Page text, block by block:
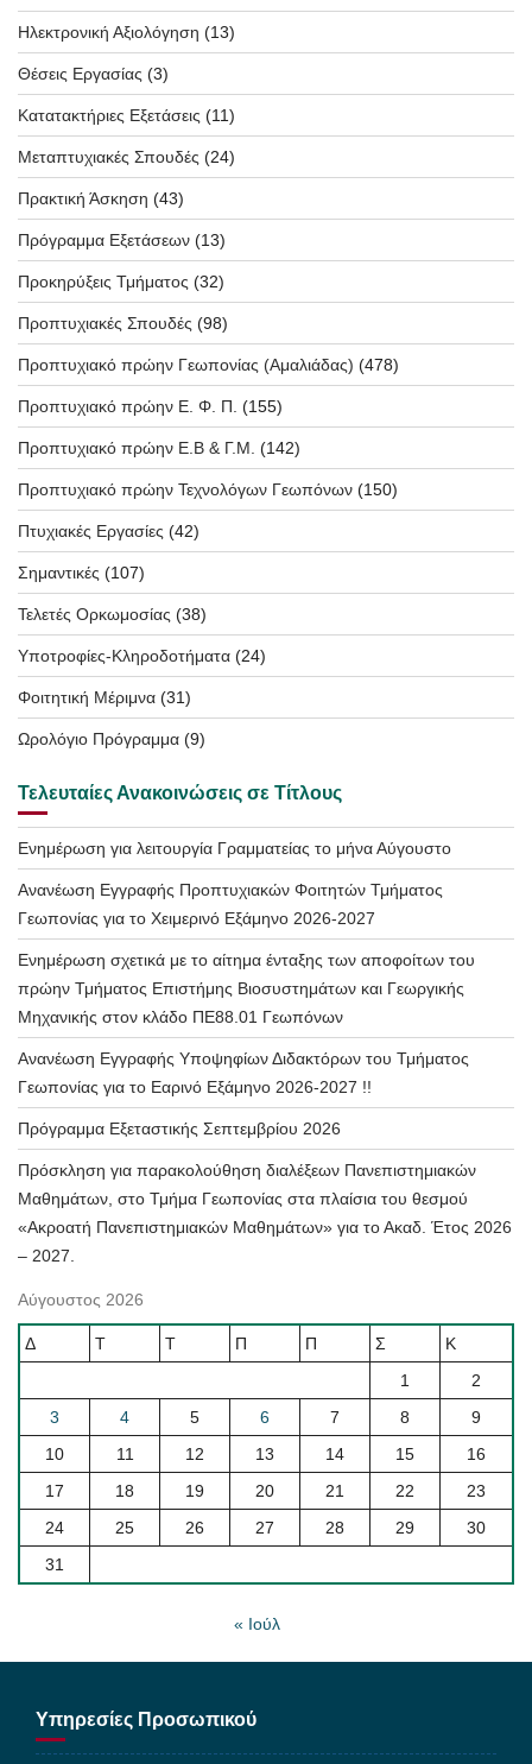
Ηλεκτρονική Αξιολόγηση (13)
Θέσεις Εργασίας (3)
Κατατακτήριες Εξετάσεις (11)
Μεταπτυχιακές Σπουδές (24)
Πρακτική Άσκηση (43)
Πρόγραμμα Εξετάσεων (13)
Προκηρύξεις Τμήματος (32)
Προπτυχιακές Σπουδές (98)
Προπτυχιακό πρώην Γεωπονίας (Αμαλιάδας) (478)
Προπτυχιακό πρώην Ε. Φ. Π. (155)
Προπτυχιακό πρώην Ε.Β & Γ.Μ. (142)
Προπτυχιακό πρώην Τεχνολόγων Γεωπόνων (150)
Πτυχιακές Εργασίες (42)
Σημαντικές (107)
Τελετές Ορκωμοσίας (38)
Υποτροφίες-Κληροδοτήματα (24)
Φοιτητική Μέριμνα (31)
Ωρολόγιο Πρόγραμμα (9)
Τελευταίες Ανακοινώσεις σε Τίτλους
Ενημέρωση για λειτουργία Γραμματείας το μήνα Αύγουστο
Ανανέωση Εγγραφής Προπτυχιακών Φοιτητών Τμήματος
Γεωπονίας για το Χειμερινό Εξάμηνο 2026-2027
Ενημέρωση σχετικά με το αίτημα ένταξης των αποφοίτων του
πρώην Τμήματος Επιστήμης Βιοσυστημάτων και Γεωργικής
Μηχανικής στον κλάδο ΠΕ88.01 Γεωπόνων
Ανανέωση Εγγραφής Υποψηφίων Διδακτόρων του Τμήματος
Γεωπονίας για το Εαρινό Εξάμηνο 2026-2027 !!
Πρόγραμμα Εξεταστικής Σεπτεμβρίου 2026
Πρόσκληση για παρακολούθηση διαλέξεων Πανεπιστημιακών
Μαθημάτων, στο Τμήμα Γεωπονίας στα πλαίσια του θεσμού
«Ακροατή Πανεπιστημιακών Μαθημάτων» για το Ακαδ. Έτος 2026
– 2027.
Αύγουστος 2026
Δ Τ Τ Π Π Σ
Κ
1
2
3
4 5 6 7 8
9
10
11 12 13 14 15
16
17
18 19 20 21 22
23
24
25 26 27 28 29
30
31
« Ιούλ
Υπηρεσίες Προσωπικού